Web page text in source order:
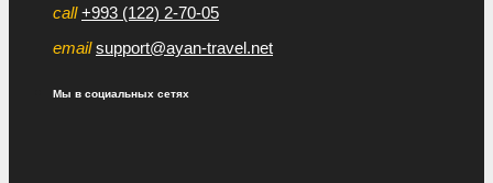
call +993 (122) 2-70-05
email support@ayan-travel.net
Мы в социальных сетях